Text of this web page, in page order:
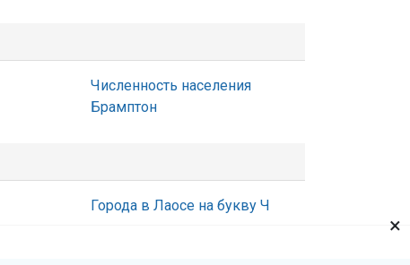
Численность населения
Брамптон
Города в Лаосе на букву Ч
×